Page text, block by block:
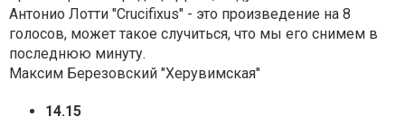
Антонио Лотти "Crucifixus" - это произведение на 8
голосов, может такое случиться, что мы его снимем в
последнюю минуту.
Максим Березовский "Херувимская"
14.15